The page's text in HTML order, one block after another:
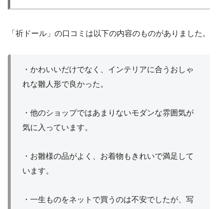
「祈ドール」の口コミは以下の内容のものがありました。
・かわいいだけでなく、インテリアに合うおしゃ
れな雛人形で良かった。
・他のショップではあまりないモダンな雰囲気が
気に入っています。
・お雛様の品がよく、お着物もきれいで満足して
います。
・一生ものをネットで買うのは不安でしたが、写